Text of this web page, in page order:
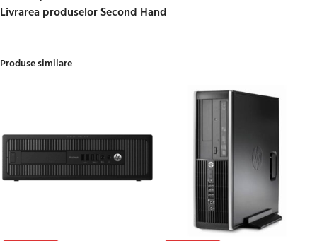
Livrarea produselor Second Hand
Produse similare